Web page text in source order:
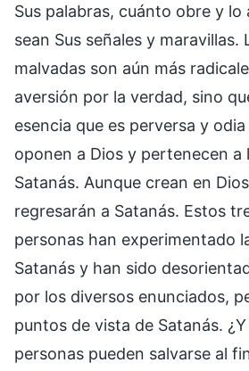
Sus palabras, cuánto obre y lo
sean Sus señales y maravillas.
malvadas son aún más
aversión por la verdad, sino
esencia que es perversa y
oponen a Dios y pertenecen a
Satanás. Aunque crean en
regresarán a Satanás. Estos
personas han experimentado
Satanás y han sido
por los diversos enunciados,
puntos de vista de Satanás.
personas pueden salvarse al